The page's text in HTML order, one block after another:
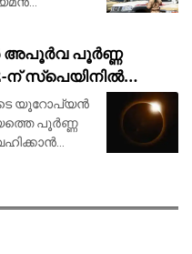
അപൂർവ പൂർണ്ണ
ന് സ്പെയിനിൽ
യൂറോപ്യൻ
പൂർണ്ണ